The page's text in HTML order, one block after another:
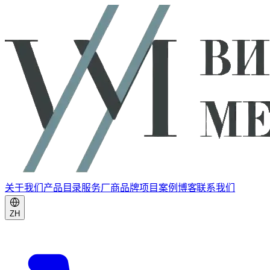
关于我们 产品目录服务厂商品牌项目案例 博客联系我们
ZH